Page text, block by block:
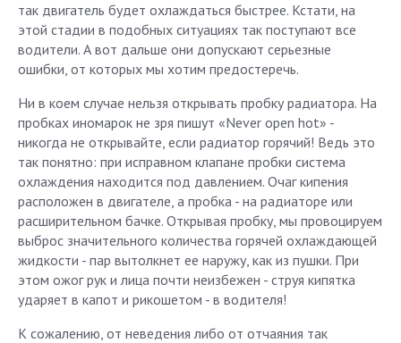
так двигатель будет охлаждаться быстрее. Кстати, на
этой стадии в подобных ситуациях так поступают все
водители. А вот дальше они допускают серьезные
ошибки, от которых мы хотим предостеречь.
Ни в коем случае нельзя открывать пробку радиатора. На
пробках иномарок не зря пишут «Never open hot» -
никогда не открывайте, если радиатор горячий! Ведь это
так понятно: при исправном клапане пробки система
охлаждения находится под давлением. Очаг кипения
расположен в двигателе, а пробка - на радиаторе или
расширительном бачке. Открывая пробку, мы провоцируем
выброс значительного количества горячей охлаждающей
жидкости - пар вытолкнет ее наружу, как из пушки. При
этом ожог рук и лица почти неизбежен - струя кипятка
ударяет в капот и рикошетом - в водителя!
К сожалению, от неведения либо от отчаяния так